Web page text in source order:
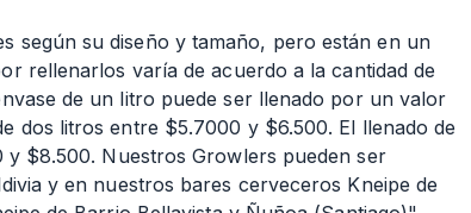
según su diseño y tamaño, pero están en un
rellenarlos varía de acuerdo a la cantidad de
de un litro puede ser llenado por un valor
dos litros entre $5.7000 y $6.500. El llenado de
$8.500. Nuestros Growlers pueden ser
y en nuestros bares cerveceros Kneipe de